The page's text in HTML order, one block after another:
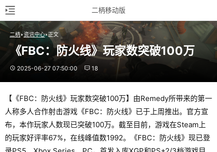
二柄移动版
二柄 资讯中心 正文
《FBC：防火线》玩家数突破100万
2025-06-27 07:50:00 18
【《FBC：防火线》玩家数突破100万】由Remedy所带来的第一
人称多人合作射击游戏《FBC：防火线》已于上周推出。官方宣
布，本作玩家人数现已突破100万。截至目前，游戏在Steam上
的玩家好评率67%，在线峰值数1992。《FBC：防火线》现已登